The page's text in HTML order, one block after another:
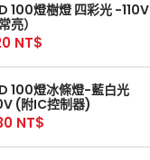
100燈樹燈 四彩光 -110V
亮）
NT$
100燈冰條燈-藍白光
(附IC控制器)
NT$